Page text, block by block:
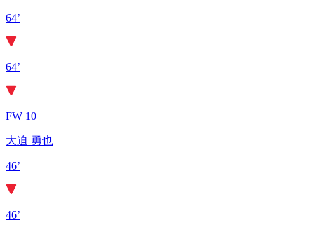
64’
64’
FW 10
大迫 勇也
46’
46’